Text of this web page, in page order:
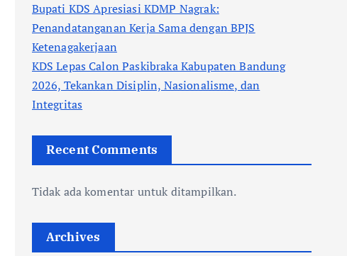
Bupati KDS Apresiasi KDMP Nagrak:
Penandatanganan Kerja Sama dengan BPJS
Ketenagakerjaan
KDS Lepas Calon Paskibraka Kabupaten Bandung
2026, Tekankan Disiplin, Nasionalisme, dan
Integritas
Recent Comments
Tidak ada komentar untuk ditampilkan.
Archives